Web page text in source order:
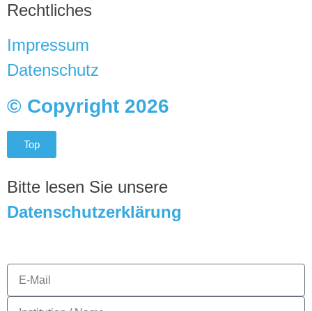
Rechtliches
Impressum
Datenschutz
© Copyright 2026
Top
Bitte lesen Sie unsere
Datenschutzerklärung